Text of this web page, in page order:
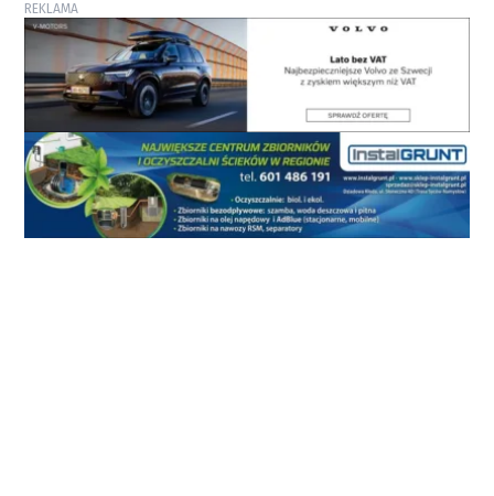
REKLAMA